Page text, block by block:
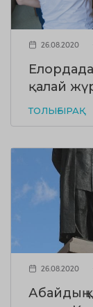
26.08.2020
қалай
ТОЛЫҒЫРАҚ
26.08.2020
Абайдың